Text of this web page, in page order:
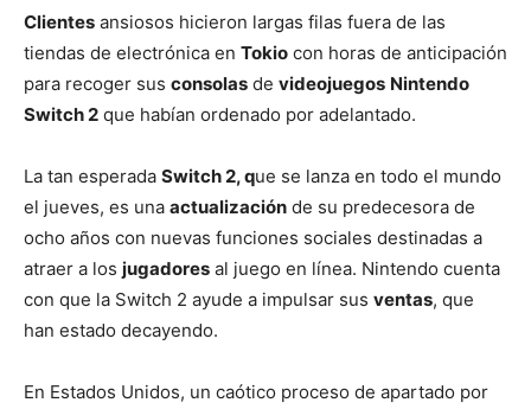
Clientes ansiosos hicieron largas filas fuera de las
tiendas de electrónica en Tokio con horas de anticipación
para recoger sus consolas de videojuegos Nintendo
Switch 2 que habían ordenado por adelantado.
La tan esperada Switch 2, que se lanza en todo el mundo
el jueves, es una actualización de su predecesora de
ocho años con nuevas funciones sociales destinadas a
atraer a los jugadores al juego en línea. Nintendo cuenta
con que la Switch 2 ayude a impulsar sus ventas, que
han estado decayendo.
En Estados Unidos, un caótico proceso de apartado por